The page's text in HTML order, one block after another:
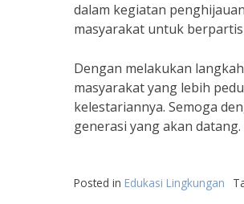
dalam kegiatan
masyarakat untuk
Dengan melakukan
masyarakat yang lebih
kelestariannya. Semoga
generasi yang akan datang.
Posted in Edukasi Lingkungan